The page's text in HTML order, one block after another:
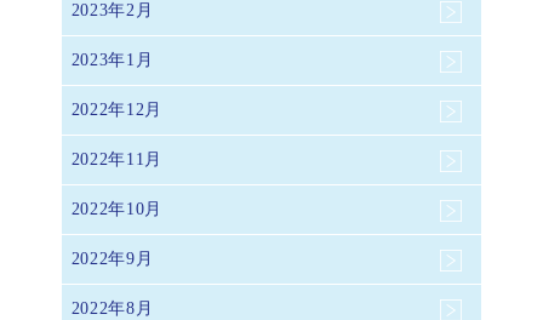
2023年2月
2023年1月
2022年12月
2022年11月
2022年10月
2022年9月
2022年8月